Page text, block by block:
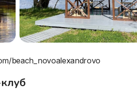
beach_novoalexandrovo